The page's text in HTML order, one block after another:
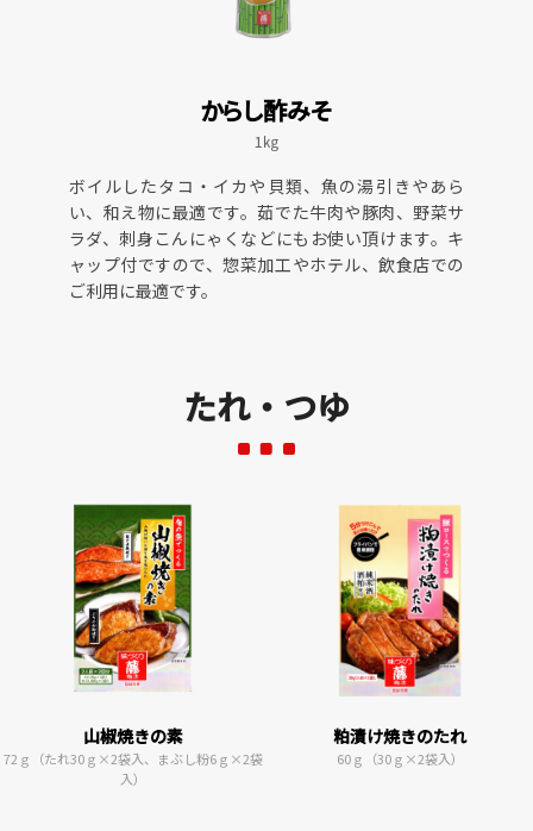
からし酢みそ
1㎏
ボイルしたタコ・イカや貝類、魚の湯引きやあら
い、和え物に最適です。茹でた牛肉や豚肉、野菜サ
ラダ、刺身こんにゃくなどにもお使い頂けます。キ
ャップ付ですので、惣菜加工やホテル、飲食店での
ご利用に最適です。
たれ・つゆ
山椒焼きの素
72ｇ（たれ30ｇ×2袋入、まぶし粉6ｇ×2袋
入）
粕漬け焼きのたれ
60ｇ（30ｇ×2袋入）